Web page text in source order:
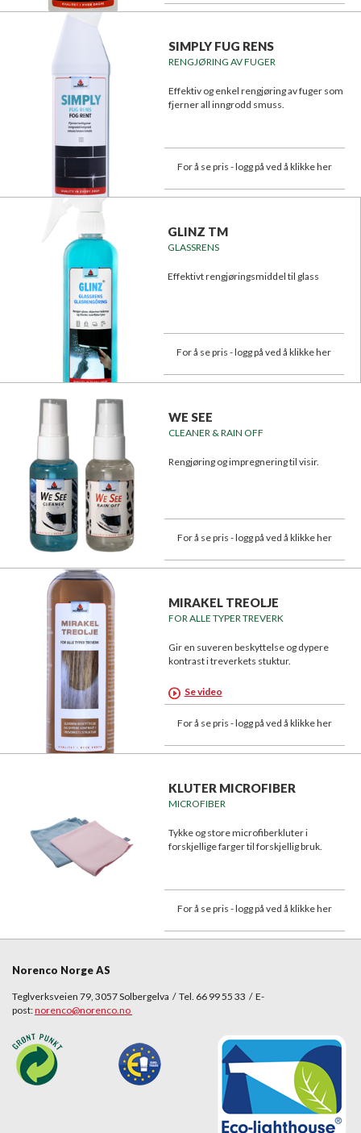
SIMPLY FUG RENS
RENGJØRING AV FUGER
Effektiv og enkel rengjøring av fuger som
fjerner all inngrodd smuss.
For å se pris - logg på ved å klikke her
GLINZ TM
GLASSRENS
Effektivt rengjøringsmiddel til glass
For å se pris - logg på ved å klikke her
WE SEE
CLEANER & RAIN OFF
Rengjøring og impregnering til visir.
For å se pris - logg på ved å klikke her
MIRAKEL TREOLJE
FOR ALLE TYPER TREVERK
Gir en suveren beskyttelse og dypere
kontrast i treverkets stuktur.
Se video
For å se pris - logg på ved å klikke her
KLUTER MICROFIBER
MICROFIBER
Tykke og store microfiberkluter i
forskjellige farger til forskjellig bruk.
For å se pris - logg på ved å klikke her
Norenco Norge AS
Teglverksveien 79, 3057 Solbergelva / Tel. 66 99 55 33 / E-
post:norenco@norenco.no